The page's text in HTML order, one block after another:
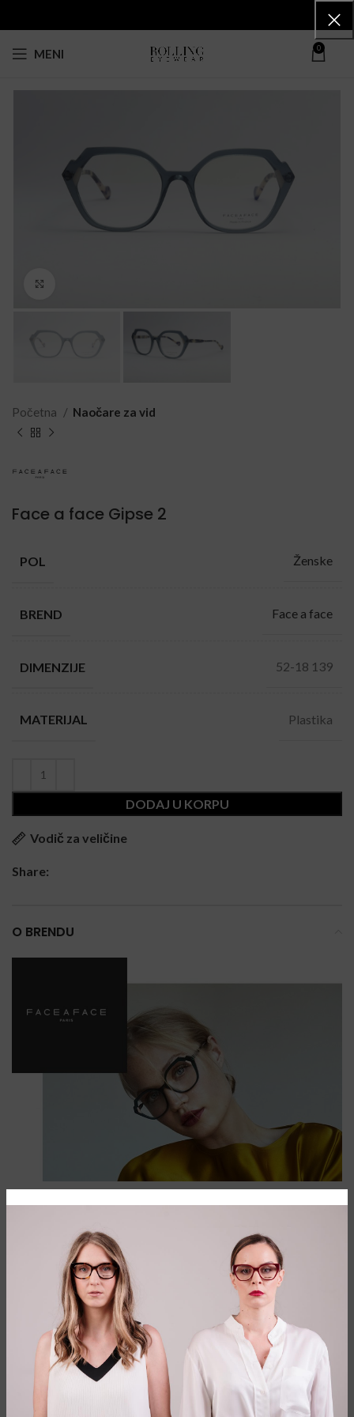
MENI 0
Početna Naočare za vid
Face a face Gipse 2
POL Ženske
BREND Face a face
DIMENZIJE 52-18 139
MATERIJAL Plastika
DODAJ U KORPU
Vodič za veličine
Share:
O BRENDU
Kreatorski brend nove forme stopljen sa
umetničkom lepotom. Prepustite se
ovom svetu
Kolekcije Face a face brenda svoje izvore inspiracije
pronalaze u modernoj umetnosti, arhitekturi i savremenom
dizajnu, daleko od standardizovanih modnih diktiranja i